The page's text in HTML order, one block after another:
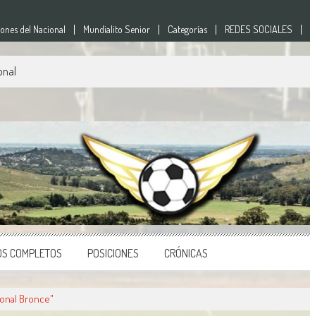
del Nacional Mundialito Senior Categorías REDES SOCIALES
del país.
COMPLETOS POSICIONES CRÓNICAS
Bronce"